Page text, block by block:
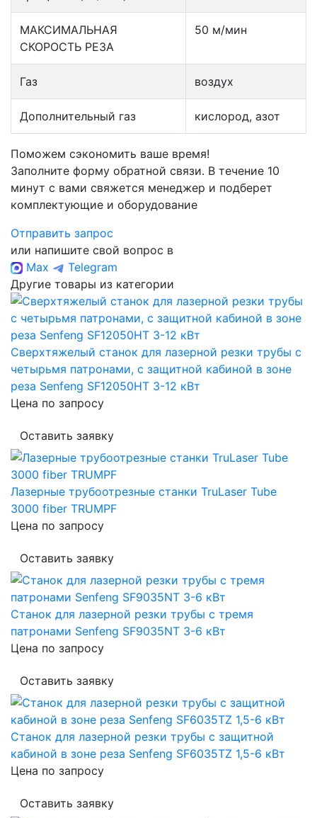
МАКСИМАЛЬНАЯ
СКОРОСТЬ РЕЗА
50 м/мин
Газ воздух
Дополнительный газ кислород, азот
Поможем сэкономить ваше время!
Заполните форму обратной связи. В течение 10
минут с вами свяжется менеджер и подберет
комплектующие и оборудование
Отправить запрос
или напишите свой вопрос в
Max
Telegram
Другие товары из категории
Сверхтяжелый станок для лазерной резки трубы с
четырьмя патронами, с защитной кабиной в зоне
реза Senfeng SF12050HT 3-12 кВт
Цена по запросу
Оставить заявку
Лазерные трубоотрезные станки TruLaser Tube
3000 fiber TRUMPF
Цена по запросу
Оставить заявку
Станок для лазерной резки трубы с тремя
патронами Senfeng SF9035NT 3-6 кВт
Цена по запросу
Оставить заявку
Станок для лазерной резки трубы c защитной
кабиной в зоне реза Senfeng SF6035TZ 1,5-6 кВт
Цена по запросу
Оставить заявку